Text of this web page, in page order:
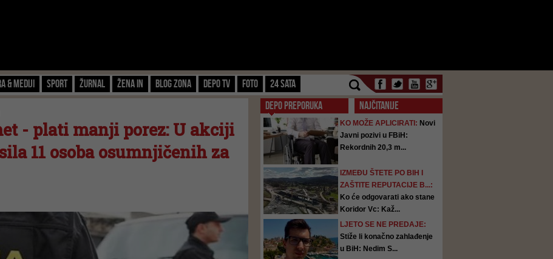
& Mediji Sport Žurnal Žena IN Blog zona Depo TV FOTO 24 SATA
- plati manji porez: U akciji
11 osoba osumnjičenih za
DEPO PREPORUKA NAJČITANIJE
KO MOŽE APLICIRATI: Novi
Javni pozivi u FBiH:
Rekordnih 20,3 m...
IZMEĐU ŠTETE PO BIH I
ZAŠTITE REPUTACIJE B...:
Ko će odgovarati ako stane
Koridor Vc: Kaž...
LJETO SE NE PREDAJE:
Stiže li konačno zahlađenje
u BiH: Nedim S...